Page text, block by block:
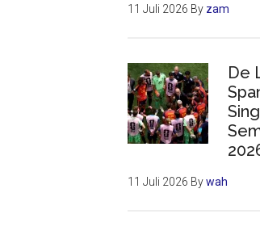
11 Juli 2026 By zam
De
11 Juli 2026 Bywah